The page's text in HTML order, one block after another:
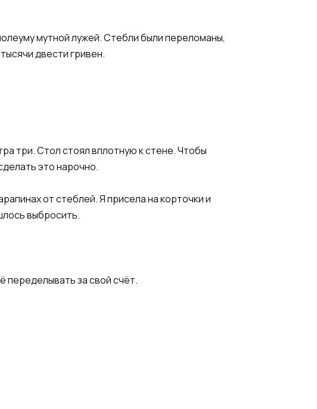
мутной лужей. Стебли были переломаны,
двести гривен.
три. Стол стоял вплотную к стене. Чтобы
это нарочно.
от стеблей. Я присела на корточки и
выбросить.
переделывать за свой счёт.